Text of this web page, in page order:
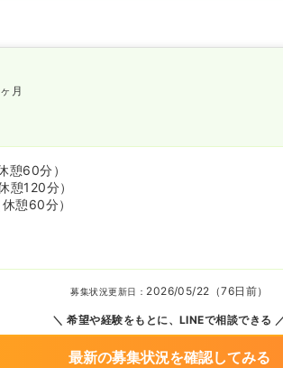
月
憩60分）
休憩120分）
休憩60分）
募集状況更新日： 2026/05/22（76日前）
希望や経験をもとに、LINEで相談できる
最新の募集状況を確認してみる